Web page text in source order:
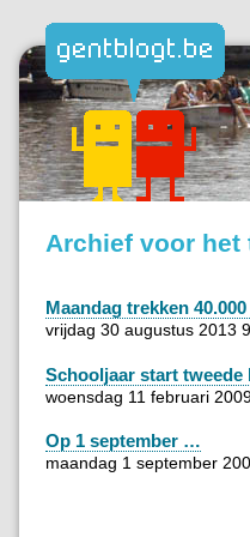
Archief voor
Maandag trekken
vrijdag 30 augustus 2013
Schooljaar start tweede
woensdag 11 februari
Op 1 september …
maandag 1 september